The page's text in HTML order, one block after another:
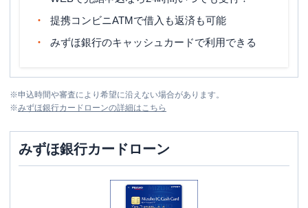
提携コンビニATMで借入も返済も可能
みずほ銀行のキャッシュカードで利用できる
※申込時間や審査により希望に沿えない場合があります。
※みずほ銀行カードローンの詳細はこちら
みずほ銀行カードローン